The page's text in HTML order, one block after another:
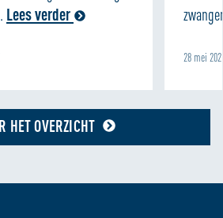
Lees verder
28 mei
HET OVERZICHT